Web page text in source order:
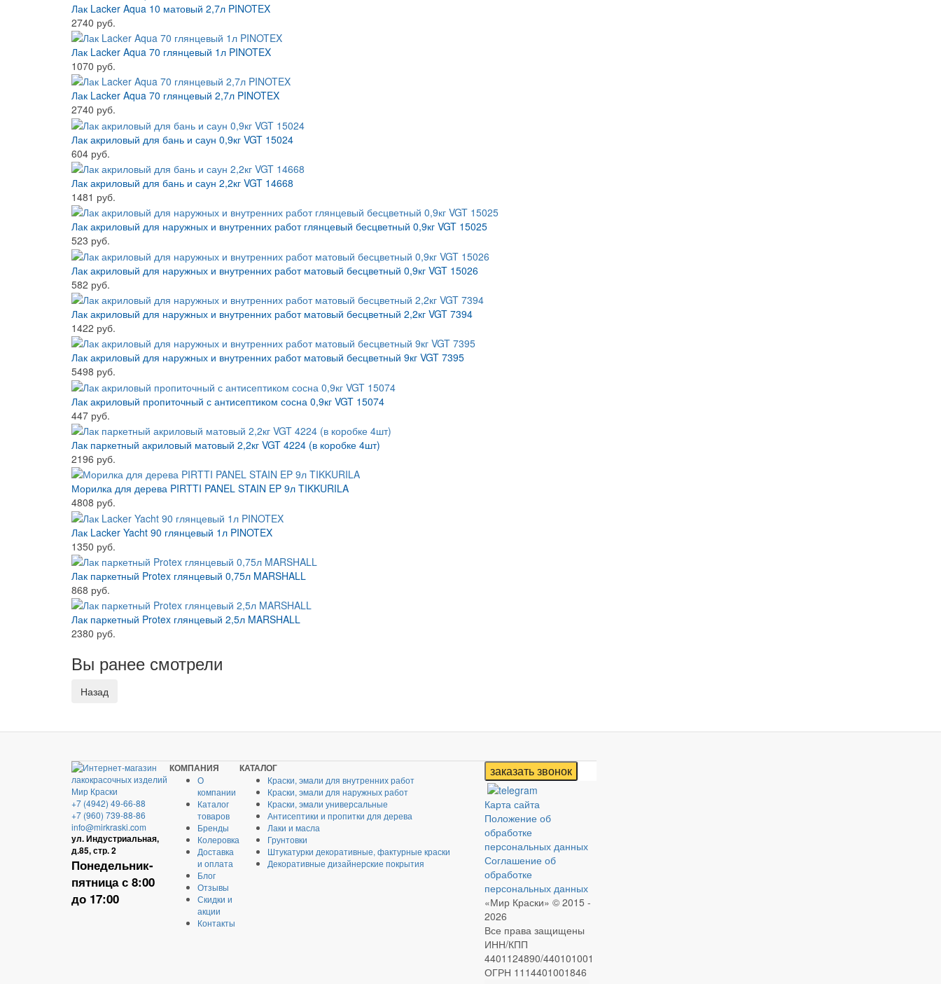
Лак Lacker Aqua 10 матовый 2,7л PINOTEX
2740 руб.
Лак Lacker Aqua 70 глянцевый 1л PINOTEX
1070 руб.
Лак Lacker Aqua 70 глянцевый 2,7л PINOTEX
2740 руб.
Лак акриловый для бань и саун 0,9кг VGT 15024
604 руб.
Лак акриловый для бань и саун 2,2кг VGT 14668
1481 руб.
Лак акриловый для наружных и внутренних работ глянцевый бесцветный 0,9кг VGT 15025
523 руб.
Лак акриловый для наружных и внутренних работ матовый бесцветный 0,9кг VGT 15026
582 руб.
Лак акриловый для наружных и внутренних работ матовый бесцветный 2,2кг VGT 7394
1422 руб.
Лак акриловый для наружных и внутренних работ матовый бесцветный 9кг VGT 7395
5498 руб.
Лак акриловый пропиточный с антисептиком сосна 0,9кг VGT 15074
447 руб.
Лак паркетный акриловый матовый 2,2кг VGT 4224 (в коробке 4шт)
2196 руб.
Морилка для дерева PIRTTI PANEL STAIN EP 9л TIKKURILA
4808 руб.
Лак Lacker Yacht 90 глянцевый 1л PINOTEX
1350 руб.
Лак паркетный Protex глянцевый 0,75л MARSHALL
868 руб.
Лак паркетный Protex глянцевый 2,5л MARSHALL
2380 руб.
Вы ранее смотрели
+7 (4942) 49-66-88
+7 (960) 739-88-86
info@mirkraski.com
ул. Индустриальная,
д.85, стр. 2
Понедельник-
пятница с 8:00
до 17:00
КОМПАНИЯ
О
компании
Каталог
товаров
Бренды
Колеровка
Доставка
и оплата
Блог
Отзывы
Скидки и
акции
Контакты
КАТАЛОГ
Краски, эмали для внутренних работ
Краски, эмали для наружных работ
Краски, эмали универсальные
Антисептики и пропитки для дерева
Лаки и масла
Грунтовки
Штукатурки декоративные, фактурные краски
Декоративные дизайнерские покрытия
Карта сайта
Положение об
обработке
персональных данных
Соглашение об
обработке
персональных данных
«Мир Краски» © 2015 -
2026
Все права защищены
ИНН/КПП
4401124890/440101001
ОГРН 1114401001846